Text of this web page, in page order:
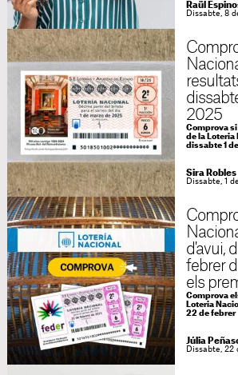
Raül
Dissabte, 8
2025
Comprova
de la
dissabte 1
Sira Robles
Dissabte, 1
d'avui,
febrer
els
Comprova
Loteria
22 de febrer
Júlia
Dissabte, 22